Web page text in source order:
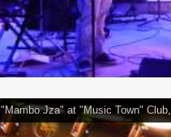
"Mambo Jza" at "Music Town"